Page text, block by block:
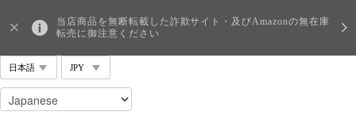
当店商品を無断転載した詐欺サイト・及びAmazonの無在庫
転売に御注意ください